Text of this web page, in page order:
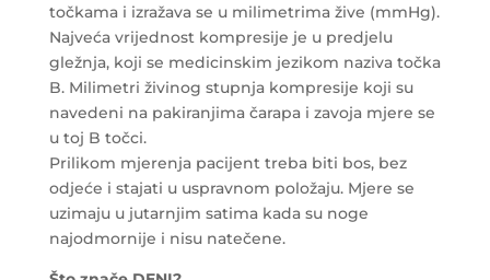
točkama i izražava se u milimetrima žive (mmHg).
Najveća vrijednost kompresije je u predjelu
gležnja, koji se medicinskim jezikom naziva točka
B. Milimetri živinog stupnja kompresije koji su
navedeni na pakiranjima čarapa i zavoja mjere se
u toj B točci.
Prilikom mjerenja pacijent treba biti bos, bez
odjeće i stajati u uspravnom položaju. Mjere se
uzimaju u jutarnjim satima kada su noge
najodmornije i nisu natečene.